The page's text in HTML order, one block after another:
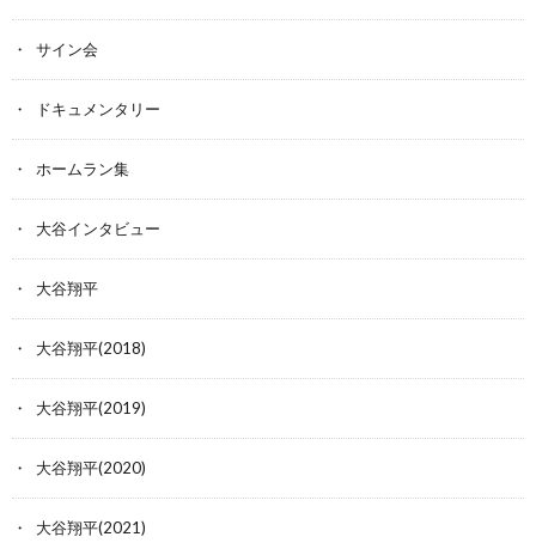
サイン会
ドキュメンタリー
ホームラン集
大谷インタビュー
大谷翔平
大谷翔平(2018)
大谷翔平(2019)
大谷翔平(2020)
大谷翔平(2021)